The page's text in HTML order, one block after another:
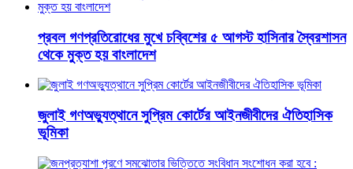
প্রবল গণপ্রতিরোধের মুখে চব্বিশের ৫ আগস্ট হাসিনার স্বৈরশাসন
থেকে মুক্ত হয় বাংলাদেশ
জুলাই গণঅভ্যুত্থানে সুপ্রিম কোর্টের আইনজীবীদের ঐতিহাসিক
ভূমিকা